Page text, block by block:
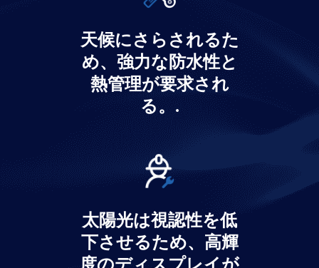
さらに詳しく
天候にさらされるた
め、強力な防水性と
熱管理が要求され
る。.
太陽光は視認性を低
下させるため、高輝